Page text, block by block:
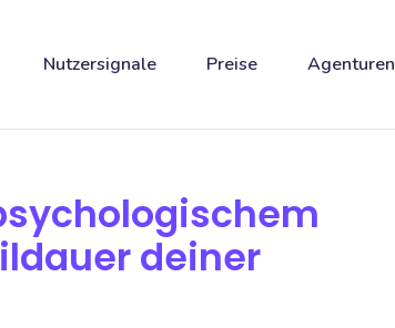
Nutzersignale Preise Agenturen
deiner